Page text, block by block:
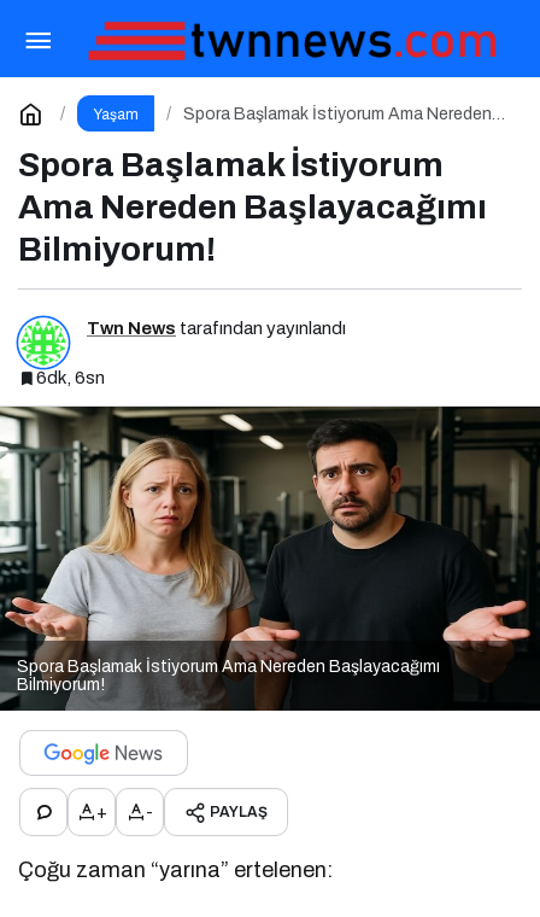
Yaşam
Spora Başlamak İstiyorum Ama Nereden
Spora Başlamak İstiyorum
Ama Nereden Başlayacağımı
Bilmiyorum!
Twn News tarafından yayınlandı
6dk, 6sn
Spora Başlamak İstiyorum Ama Nereden Başlayacağımı
Bilmiyorum!
+ - PAYLAŞ
Çoğu zaman “yarına” ertelenen:
Flormar’dan Bakışlarına Renk Katacak Yepyeni
Color Treasure Maskara Serisi!
Yorum Yap